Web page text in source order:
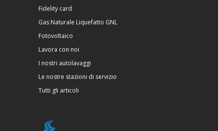
Fidelity card
Gas Naturale Liquefatto GNL
Fotovoltaico
Lavora con noi
I nostri autolavaggi
Le nostre stazioni di servizio
Tutti gli articoli